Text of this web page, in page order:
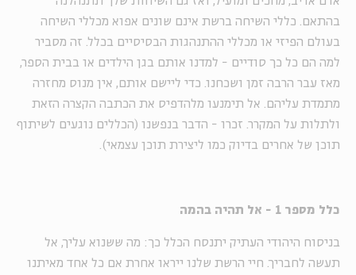
בהתאם. כללי השיחה ברשת אינם שונים אפוא מכללי השיחה
בעולם הפיזי או מכללי ההתנהגות הבסיסיים בכלל. זה מסביר
למה הם כל כך סודיים - למדנו אותם בגן הילדים או בבית הספר,
מאז עבר הרבה זמן ושכחנו. כדי ליישם אותם, אין מנוס מחזרה
מתמדת עליהם. אל תימנעו מלהדפיס את הכתבה הקצרה הזאת
ולתלות על המקרר. זכרו - הדבר בנפשנו (הכללים נוגעים לשיתוף
תוכן של אחרים בדיוק כמו ליצירת תוכן עצמאי).
כלל מספר 1 - אל תהיה בהמה
בניסוח היהודי העתיק יתנסח הכלל כך: מה ששנוא עליך, אל
תעשה לחבריך. חיי הרשת שלנו ייראו אחרת אם כל אחד מאיתנו